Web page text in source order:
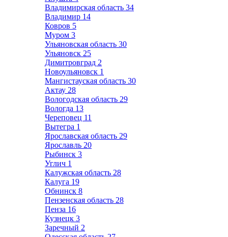
Владимирская область 34
Владимир 14
Ковров 5
Муром 3
Ульяновская область 30
Ульяновск 25
Димитровград 2
Новоульяновск 1
Мангистауская область 30
Актау 28
Вологодская область 29
Вологда 13
Череповец 11
Вытегра 1
Ярославская область 29
Ярославль 20
Рыбинск 3
Углич 1
Калужская область 28
Калуга 19
Обнинск 8
Пензенская область 28
Пенза 16
Кузнецк 3
Заречный 2